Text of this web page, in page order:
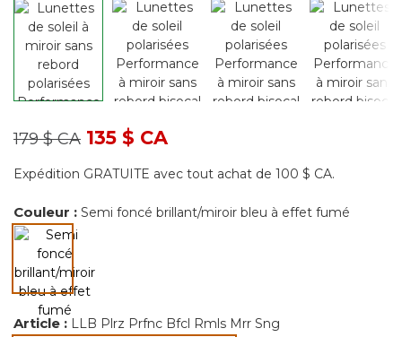
Prix réduit de
179 $ CAà135 $ CA
Expédition GRATUITE avec tout achat de 100 $ CA.
Couleur : Semi foncé brillant/miroir bleu à effet fumé
sélectionné
Article : LLB Plrz Prfnc Bfcl Rmls Mrr Sng